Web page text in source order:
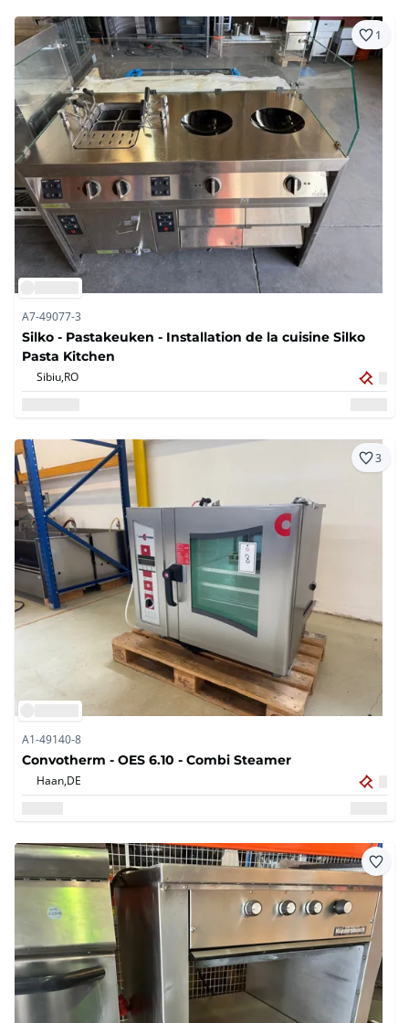
1
A7-49077-3
Silko - Pastakeuken - Installation de la cuisine Silko
Pasta Kitchen
Sibiu,RO
3
A1-49140-8
Convotherm - OES 6.10 - Combi Steamer
Haan,DE